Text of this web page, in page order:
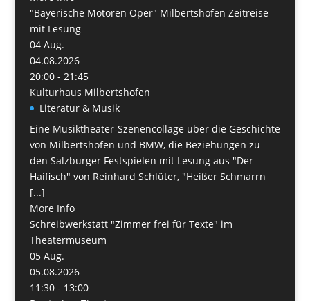
"Bayerische Motoren Oper" Milbertshofen Zeitreise
mit Lesung
04 Aug.
04.08.2026
20:00 - 21:45
Kulturhaus Milbertshofen
Literatur & Musik
Eine Musiktheater-Szenencollage über die Geschichte
von Milbertshofen und BMW, die Beziehungen zu
den Salzburger Festspielen mit Lesung aus "Der
Haifisch" von Reinhard Schlüter, "Heißer Schmarrn
[...]
More Info
Schreibwerkstatt "Zimmer frei für Texte" im
Theatermuseum
05 Aug.
05.08.2026
11:30 - 13:00